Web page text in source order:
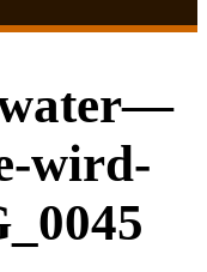
wird-